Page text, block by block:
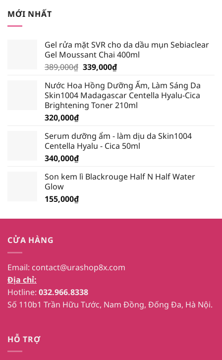
MỚI NHẤT
Gel rửa mặt SVR cho da dầu mụn Sebiaclear
Gel Moussant Chai 400ml
389,000₫ Giá
là:
389,000₫.
339,000₫Giá
tại
là:
339,000₫.
Nước Hoa Hồng Dưỡng Ẩm, Làm Sáng Da
Skin1004 Madagascar Centella Hyalu-Cica
Brightening Toner 210ml
320,000₫
Serum dưỡng ẩm - làm dịu da Skin1004
Centella Hyalu - Cica 50ml
340,000₫
Son kem lì Blackrouge Half N Half Water
Glow
155,000₫
CỬA HÀNG
Email: contact@urashop8x.com
Địa chỉ:
Hotline: 032.966.8338
Số 110b1 Trần Hữu Tước, Nam Đồng, Đống Đa, Hà Nội.
HỖ TRỢ